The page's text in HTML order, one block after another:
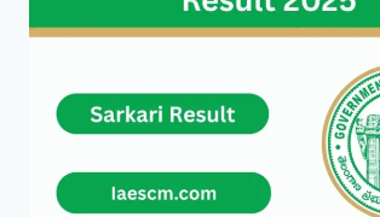
CHECK
YOUR
HPSC.GOV.IN